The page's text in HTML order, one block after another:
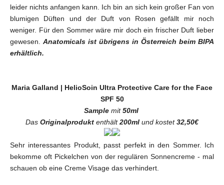
leider nichts anfangen kann. Ich bin an sich kein großer Fan von
blumigen Düften und der Duft von Rosen gefällt mir noch
weniger. Für den Sommer wäre mir doch ein frischer Duft lieber
gewesen. Anatomicals ist übrigens in Österreich beim BIPA
erhältlich.
Maria Galland | HelioSoin Ultra Protective Care for the Face
SPF 50
Sample mit50ml
Das Originalprodukt enthält200ml und kostet32,50€
Sehr interessantes Produkt, passt perfekt in den Sommer. Ich
bekomme oft Pickelchen von der regulären Sonnencreme - mal
schauen ob eine Creme Visage das verhindert.